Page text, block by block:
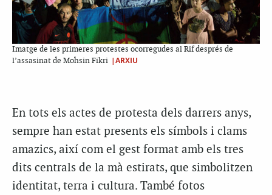
Imatge de les primeres protestes ocorregudes al Rif després de
l’assasinat de Mohsin Fikri |ARXIU
En tots els actes de protesta dels darrers anys,
sempre han estat presents els símbols i clams
amazics, així com el gest format amb els tres
dits centrals de la mà estirats, que simbolitzen
identitat, terra i cultura. També fotos